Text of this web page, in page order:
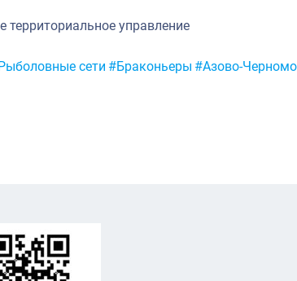
территориальное управление
сети #Браконьеры #Азово-